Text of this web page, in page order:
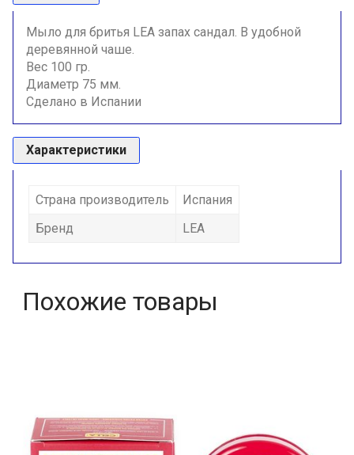
Мыло для бритья LEA запах сандал. В удобной
деревянной чаше.
Вес 100 гр.
Диаметр 75 мм.
Сделано в Испании
Характеристики
Страна производитель
Испания
Бренд
LEA
Похожие товары